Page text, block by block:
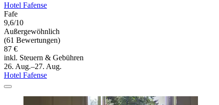
Hotel Fafense
Fafe
9,6/10
Außergewöhnlich
(61 Bewertungen)
87 €
inkl. Steuern & Gebühren
26. Aug.–27. Aug.
Hotel Fafense